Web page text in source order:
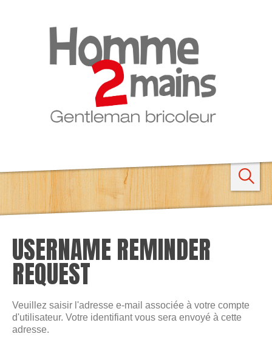
Rechercher
USERNAME REMINDER
REQUEST
Veuillez saisir l'adresse e-mail associée à votre compte
d'utilisateur. Votre identifiant vous sera envoyé à cette
adresse.